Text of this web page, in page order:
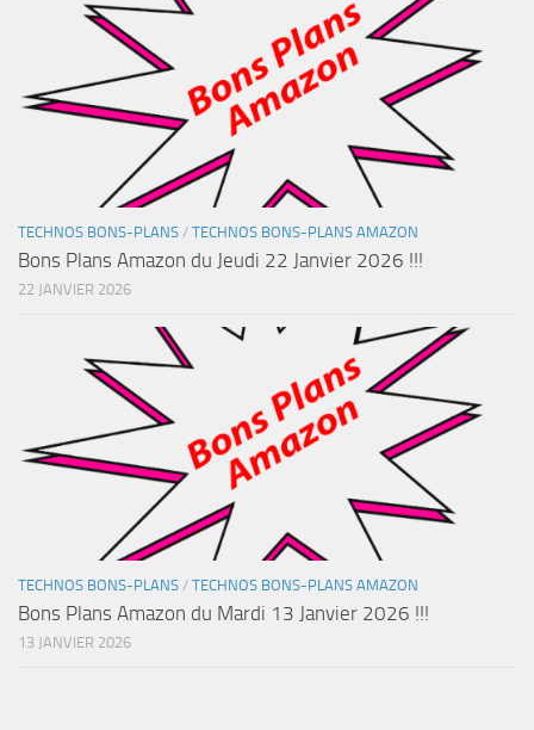
TECHNOS BONS-PLANS / TECHNOS BONS-PLANS AMAZON
Bons Plans Amazon du Jeudi 22 Janvier 2026 !!!
22 JANVIER 2026
TECHNOS BONS-PLANS / TECHNOS BONS-PLANS AMAZON
Bons Plans Amazon du Mardi 13 Janvier 2026 !!!
13 JANVIER 2026